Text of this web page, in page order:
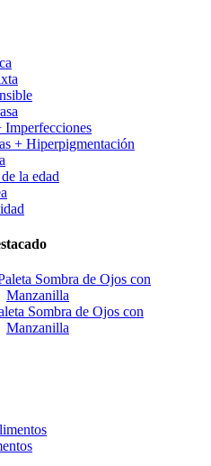
Imperfecciones
+ Hiperpigmentación
la edad
Sombra de Ojos con
Manzanilla